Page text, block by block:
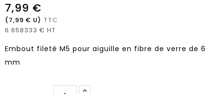
7,99 €
(7,99 € U) TTC
6.658333 € HT
Embout fileté M5 pour aiguille en fibre de verre de 6
mm